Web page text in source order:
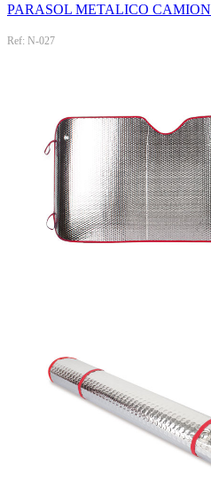
PARASOL METALICO CAMION
Ref: N-027